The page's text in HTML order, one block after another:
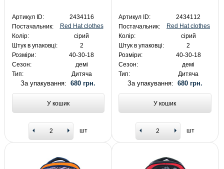
Артикул ID:
2434116
Постачальник:
Red Hat clothes
Колір:
сірий
Штук в упаковці:
2
Розміри:
40-30-18
Сезон:
демі
Тип:
Дитяча
За упакування:680 грн.
У кошик
шт
Артикул ID:
2434112
Постачальник:
Red Hat clothes
Колір:
сірий
Штук в упаковці:
2
Розміри:
40-30-18
Сезон:
демі
Тип:
Дитяча
За упакування: 680 грн.
У кошик
шт